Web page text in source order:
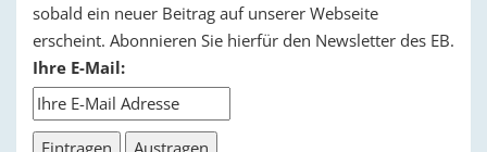
sobald ein neuer Beitrag auf unserer Webseite
erscheint. Abonnieren Sie hierfür den Newsletter des EB.
Ihre E-Mail: